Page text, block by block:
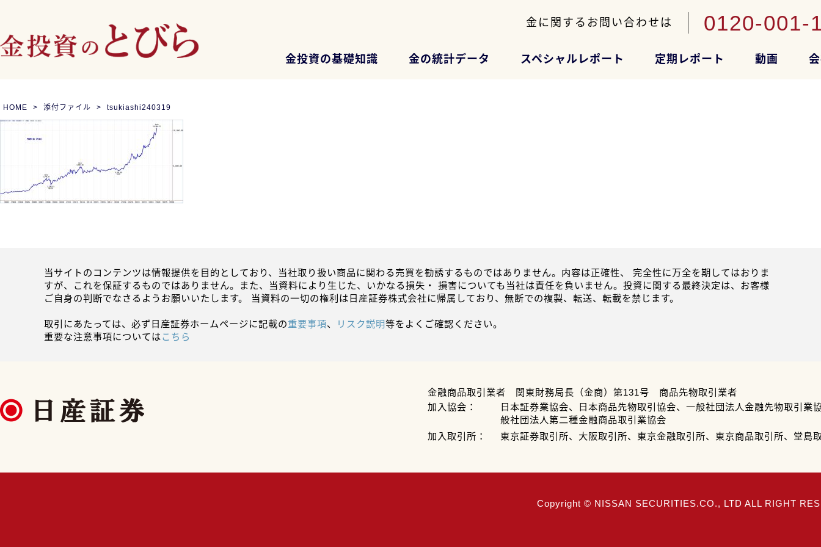
金に関するお問い合わせは 0120-001-
金投資の基礎知識 金の統計データ スペシャルレポート 定期レポート 動画
HOME 添付ファイル tsukiashi240319
当サイトのコンテンツは情報提供を目的としており、当社取り扱い商品に関わる売買を勧誘するものではありません。内容は正確性、 完全性に万全を期してはおりま
すが、これを保証するものではありません。また、当資料により生じた、いかなる損失・ 損害についても当社は責任を負いません。投資に関する最終決定は、お客様
ご自身の判断でなさるようお願いいたします。 当資料の一切の権利は日産証券株式会社に帰属しており、無断での複製、転送、転載を禁じます。
取引にあたっては、必ず日産証券ホームページに記載の重要事項、 リスク説明等をよくご確認ください。
重要な注意事項についてはこちら
金融商品取引業者 関東財務局長（金商）第131号 商品先物取引業者
加入協会：
日本証券業協会、日本商品先物取引協会、一般社団法人金融先物取引業
般社団法人第二種金融商品取引業協会
加入取引所：
東京証券取引所、大阪取引所、東京金融取引所、東京商品取引所、堂島
Copyright © NISSAN SECURITIES.CO., LTD ALL RIGHT